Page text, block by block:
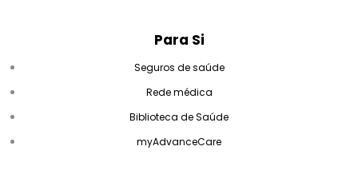
Para Si
Seguros de saúde
Rede médica
Biblioteca de Saúde
myAdvanceCare